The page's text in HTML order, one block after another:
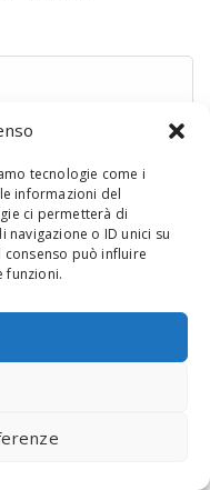
tecnologie come i
informazioni del
ci permetterà di
o ID unici su
può influire
funzioni.
da